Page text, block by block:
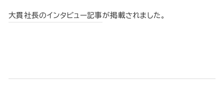
大貫社長のインタビュー記事が掲載されました。